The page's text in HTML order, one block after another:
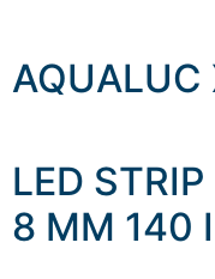
AQUALUC
LED
8 MM 140